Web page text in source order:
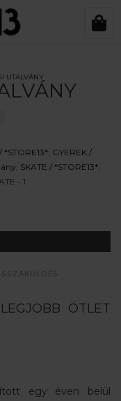
UTALVÁNY
*STORE13*; GYEREK /
; SKATE / *STORE13*;
- 1
ÖTLET
egy éven belül